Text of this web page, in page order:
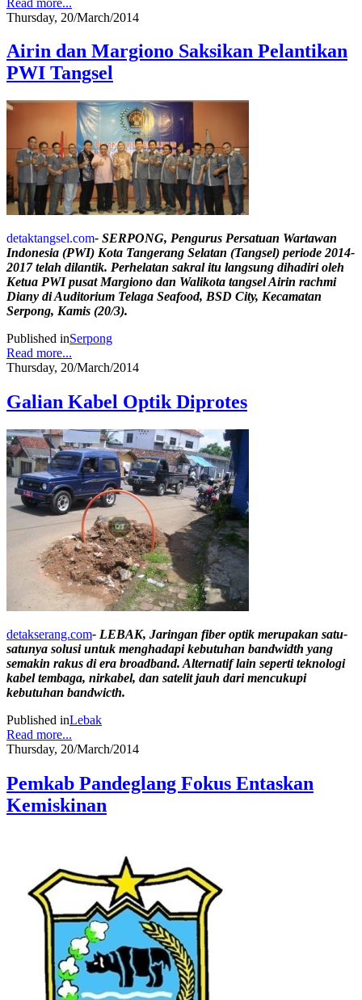
Thursday, 20/March/2014
Airin dan Margiono Saksikan Pelantikan
PWI Tangsel
detaktangsel.com- SERPONG, Pengurus Persatuan Wartawan
Indonesia (PWI) Kota Tangerang Selatan (Tangsel) periode 2014-
2017 telah dilantik. Perhelatan sakral itu langsung dihadiri oleh
Ketua PWI pusat Margiono dan Walikota tangsel Airin rachmi
Diany di Auditorium Telaga Seafood, BSD City, Kecamatan
Serpong, Kamis (20/3).
Published inSerpong
Read more...
Thursday, 20/March/2014
Galian Kabel Optik Diprotes
detakserang.com- LEBAK, Jaringan fiber optik merupakan satu-
satunya solusi untuk menghadapi kebutuhan bandwidth yang
semakin rakus di era broadband. Alternatif lain seperti teknologi
kabel tembaga, nirkabel, dan satelit jauh dari mencukupi
kebutuhan bandwicth.
Published inLebak
Read more...
Thursday, 20/March/2014
Pemkab Pandeglang Fokus Entaskan
Kemiskinan